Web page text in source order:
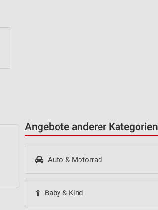
Angebote anderer Kategorien
Auto & Motorrad
Baby & Kind